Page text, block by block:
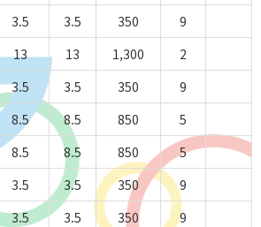
3.5 3.5 350
9
13 13 1,300
2
3.5 3.5 350
9
8.5 8.5 850
5
8.5 8.5 850
5
3.5 3.5 350
9
3.5 3.5 350
9